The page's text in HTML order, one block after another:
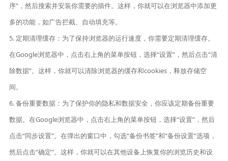
序”，然后搜索并安装你需要的插件。这样，你就可以在浏览器中添加更
多的功能，如广告拦截、自动填充等。
5. 定期清理缓存：为了保持浏览器的运行速度，你需要定期清理缓存。
在Google浏览器中，点击右上角的菜单按钮，选择“设置”，然后点击“清
除数据”。这样，你就可以清除浏览器的缓存和cookies，释放存储空
间。
6. 备份重要数据：为了保护你的隐私和数据安全，你应该定期备份重要
数据。在Google浏览器中，点击右上角的菜单按钮，选择“设置”，然后
点击“同步设置”。在弹出的窗口中，勾选“备份书签”和“备份设置”选项，
然后点击“确定”。这样，你就可以在其他设备上恢复你的浏览历史和设